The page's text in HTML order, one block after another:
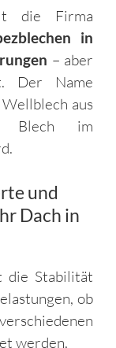
die Firma
in
– aber
Der Name
aus
Blech im
und
Dach in
die Stabilität
ob
werden.